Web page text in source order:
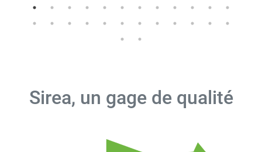
Sirea, un gage de qualité